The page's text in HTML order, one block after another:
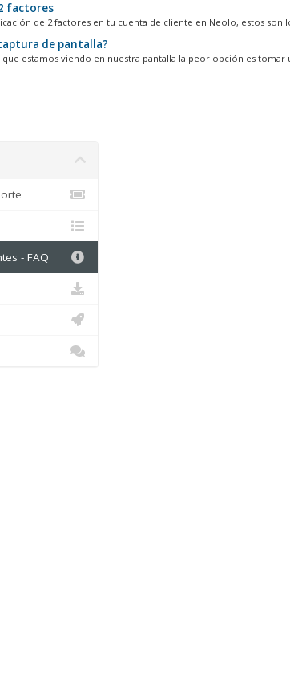
factores
de 2 factores en tu cuenta de cliente en Neolo, estos son
de pantalla?
estamos viendo en nuestra pantalla la peor opción es tomar
- FAQ